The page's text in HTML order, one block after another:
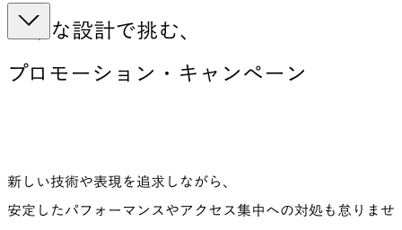
堅牢な設計で挑む、
プロモーション・ キャンペーン
新しい技術や表現を追求しながら、
安定したパフォーマンスやアクセス集中への対処も怠りませ